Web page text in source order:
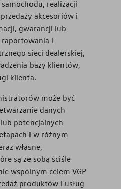
realizacji
akcesoriów i
gwarancji lub
raportowania i
sieci dealerskiej,
bazy klientów,
klienta.
może być
danych
potencjalnych
i w różnym
własne,
są ze sobą ściśle
wspólnym celem VGP
produktów i usług